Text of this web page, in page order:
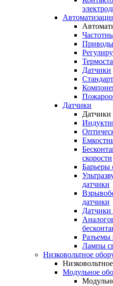
Приводы
Датчики
Датчики
Датчики
скорости
Барьеры
датчики
датчики
Датчики
Разъемы
Лампы
Низковольтное
Модульное